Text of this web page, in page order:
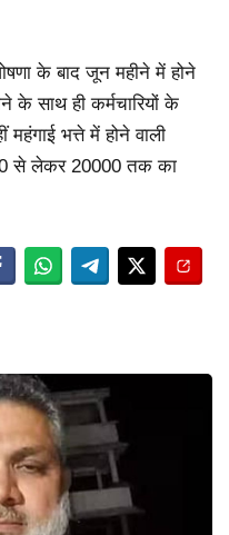
के बाद जून महीने में होने
के साथ ही कर्मचारियों के
भत्ते में होने वाली
से लेकर 20000 तक का